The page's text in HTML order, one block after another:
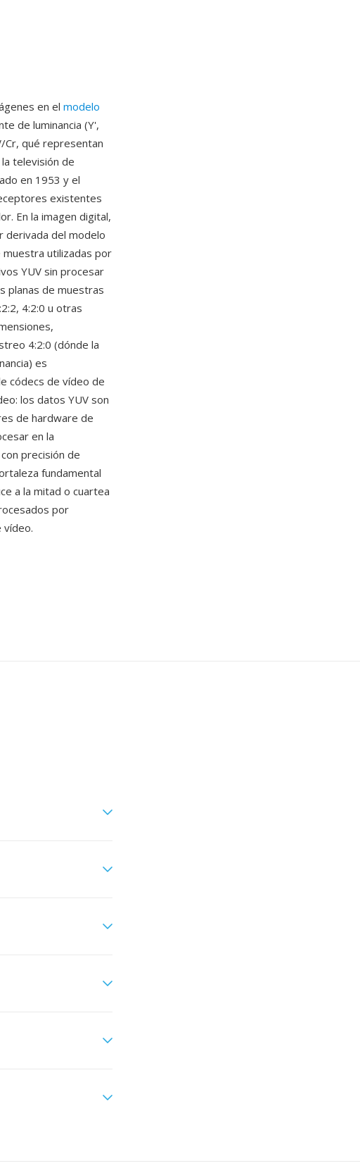
en el modelo
de luminancia (Y',
Cr, qué representan
televisión de
en 1953 y el
existentes
En la imagen digital,
derivada del modelo
muestra utilizadas por
YUV sin procesar
planas de muestras
4:2:0 u otras
4:2:0 (dónde la
es
códecs de vídeo de
los datos YUV son
de hardware de
en la
precisión de
fundamental
a la mitad o cuartea
por
vídeo.